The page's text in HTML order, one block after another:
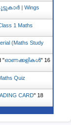
| Wings
1 Maths
(Maths Study
"ഓണക്കളികൾ" 16
Quiz
CARD" 18